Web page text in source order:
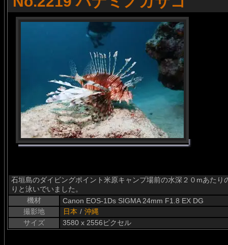
石垣島のダイビングポイント米原キャンプ場前の水深２０mあた
りと泳いでいました。
機材
Canon EOS-1Ds SIGMA 24mm F1.8 EX DG
撮影地
日本 / 沖縄
サイズ
3580 x 2556ピクセル